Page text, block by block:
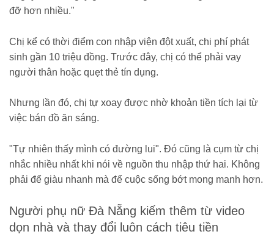
đỡ hơn nhiều."
Chị kể có thời điểm con nhập viện đột xuất, chi phí phát
sinh gần 10 triệu đồng. Trước đây, chị có thể phải vay
người thân hoặc quẹt thẻ tín dụng.
Nhưng lần đó, chị tự xoay được nhờ khoản tiền tích lại từ
việc bán đồ ăn sáng.
"Tự nhiên thấy mình có đường lui". Đó cũng là cụm từ chị
nhắc nhiều nhất khi nói về nguồn thu nhập thứ hai. Không
phải để giàu nhanh mà để cuộc sống bớt mong manh hơn.
Người phụ nữ Đà Nẵng kiếm thêm từ video
dọn nhà và thay đổi luôn cách tiêu tiền